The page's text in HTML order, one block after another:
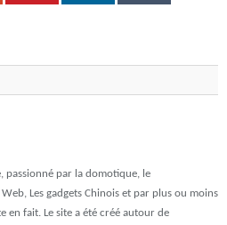
passionné par la domotique, le
Les gadgets Chinois et par plus ou moins
en fait. Le site a été créé autour de